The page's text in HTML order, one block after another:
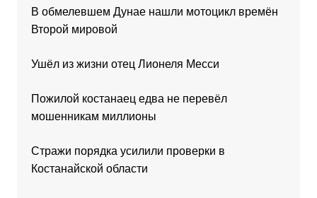
В обмелевшем Дунае нашли мотоцикл времён
Второй мировой
Ушёл из жизни отец Лионеля Месси
Пожилой костанаец едва не перевёл
мошенникам миллионы
Стражи порядка усилили проверки в
Костанайской области